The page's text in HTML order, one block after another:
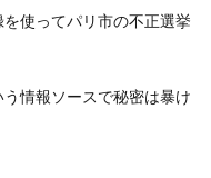
使ってパリ市の不正選挙
情報ソースで秘密は暴け